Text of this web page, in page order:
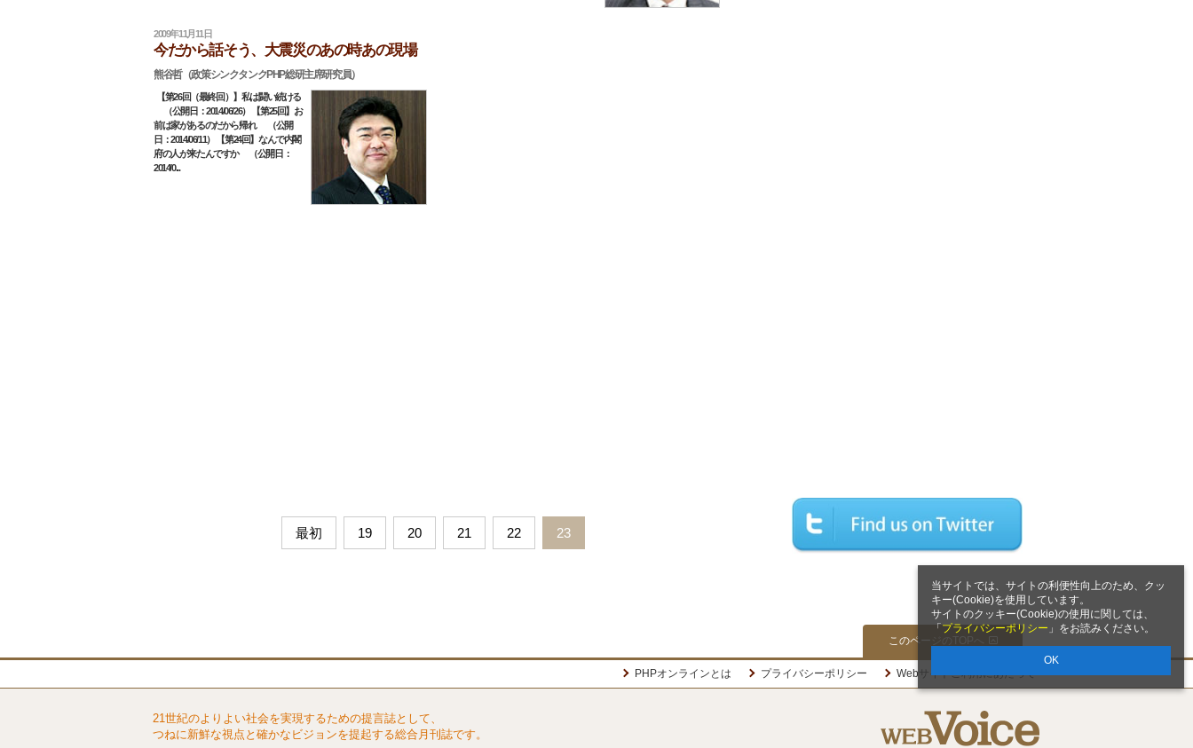
当サイトでは、サイトの利便性向上のため、クッ
キー(Cookie)を使用しています。
サイトのクッキー(Cookie)の使用に関しては、
「プライバシーポリシー 」をお読みください。
OK
2009年11月11日
今だから話そう、大震災のあの時あの現場
熊谷哲（政策シンクタンクPHP総研主席研究員）
【第26回（最終回）】私は闘い続ける
（公開日：2014/06/26） 【第25回】お
前は家があるのだから帰れ （公開
日：2014/06/11） 【第24回】なんで内閣
府の人が来たんですか （公開日：
2014/0...
最初 19 20 21 22 23
このページのTOPへ
PHPオンラインとは プライバシーポリシー Webサイトご利用にあたって
21世紀のよりよい社会を実現するための提言誌として、
つねに新鮮な視点と確かなビジョンを提起する総合月刊誌です。